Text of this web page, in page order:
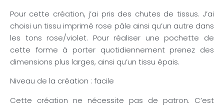
Pour cette création, j’ai pris des chutes de tissus. J’ai
choisi un tissu imprimé rose pâle ainsi qu’un autre dans
les tons rose/violet. Pour réaliser une pochette de
cette forme à porter quotidiennement prenez des
dimensions plus larges, ainsi qu’un tissu épais.
Niveau de la création : facile
Cette création ne nécessite pas de patron. C’est